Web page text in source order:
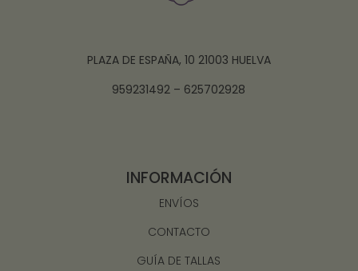
PLAZA DE ESPAÑA, 10 21003 HUELVA
959231492 – 625702928
INFORMACIÓN
ENVÍOS
CONTACTO
GUÍA DE TALLAS